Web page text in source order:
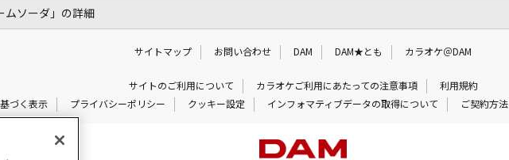
ムソーダ」の詳細
サイトマップ お問い合わせ DAM DAM★とも カラオケ＠DAM
サイトのご利用について カラオケご利用にあたっての注意事項
利用規約
づく表示
プライバシーポリシー クッキー設定 インフォマティブデータの取得について ご契約方法